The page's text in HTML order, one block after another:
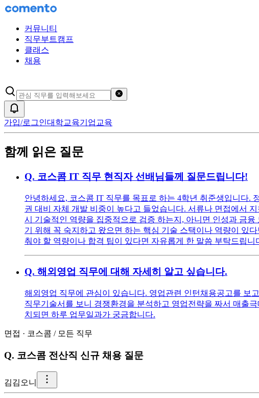
커뮤니티
직무부트캠프
클래스
채용
가입/로그인대학교육기업교육
함께 읽은 질문
Q. 코스콤 IT 직무 현직자 선배님들께 질문드립니다!
안녕하세요, 코스콤 IT 직무를 목표로 하는 4학년 취준생입니다.
권 대비 자체 개발 비중이 높다고 들었습니다. 서류나 면접에서
시 기술적인 역량을 집중적으로 검증 하는지, 아니면 인성과 금
기 위해 꼭 숙지하고 왔으면 하는 핵심 기술 스택이나 역량이 있
춰야 할 역량이나 합격 팁이 있다면 자유롭게 한 말씀 부탁드립
Q. 해외영업 직무에 대해 자세히 알고 싶습니다.
해외영업 직무에 관심이 있습니다. 영업관련 인턴채용공고를 보
직무기술서를 보니 경쟁환경을 분석하고 영업전략을 짜서 매출
치되면 하루 업무일과가 궁금합니다.
면접 · 코스콤 / 모든 직무
Q. 코스콤 전산직 신규 채용 질문
김김오니